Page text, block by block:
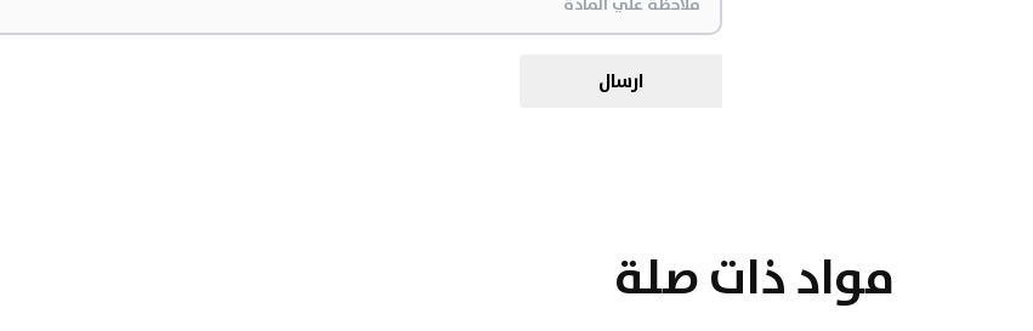
ارسال
مواد ذات صلة